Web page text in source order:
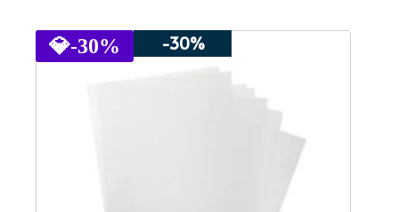
produkten
har
💎-30% -30%